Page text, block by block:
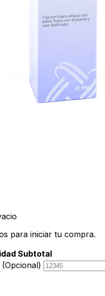
para iniciar tu compra.
Subtotal
(Opcional)